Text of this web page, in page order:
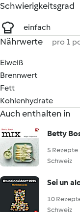
Schwierigkeitsgrad
einfach
Nährwerte pro 1
Eiweiß
Brennwert
Fett
Kohlenhydrate
Auch enthalten in
Betty
5 Rezepte
Schweiz
Sei un
10
Schweiz